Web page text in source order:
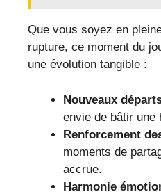
Que vous soyez en
rupture, ce moment du
une évolution tangible :
Nouveaux
envie de bâtir une
Renforcement
moments de
accrue.
Harmonie